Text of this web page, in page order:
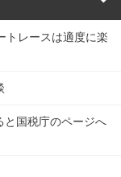
宇都宮競輪場
レースは適度に楽
と国税庁のページへ